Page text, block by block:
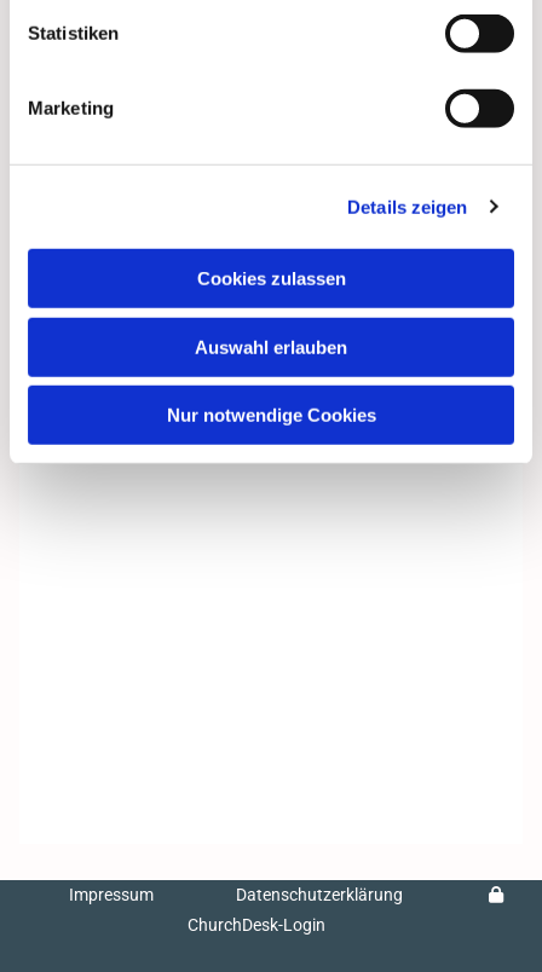
Statistiken
Marketing
Details zeigen
Cookies zulassen
Auswahl erlauben
Nur notwendige Cookies
Dies könnte Sie auch
Impressum
Datenschutzerklärung
ChurchDesk-Login